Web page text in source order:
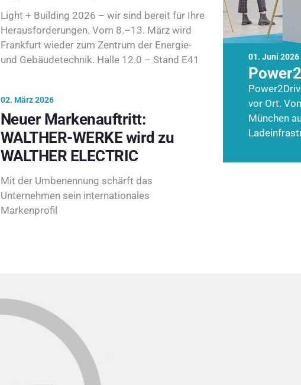
01. Juni 2026
vor Ort.
München
Light + Building 2026 – wir sind bereit für Ihre
Herausforderungen. Vom 8.–13. März wird
Frankfurt wieder zum Zentrum der Energie-
und Gebäudetechnik. Halle 12.0 – Stand E41
02. März 2026
Neuer Markenauftritt:
WALTHER-WERKE wird zu
WALTHER ELECTRIC
Mit der Umbenennung schärft das
Unternehmen sein internationales
Markenprofil